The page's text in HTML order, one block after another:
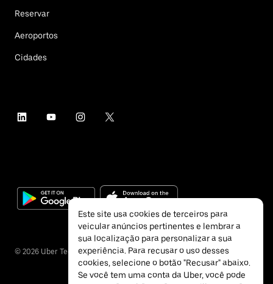
Reservar
Aeroportos
Cidades
© 2026 Uber Technologies Inc.
Este site usa cookies de terceiros para
veicular anúncios pertinentes e lembrar a
sua localização para personalizar a sua
experiência. Para recusar o uso desses
cookies, selecione o botão "Recusar" abaixo.
Se você tem uma conta da Uber, você pode